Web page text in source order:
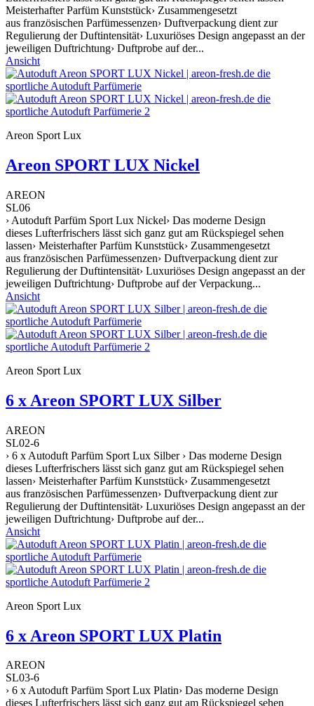
Meisterhafter Parfüm Kunststück› Zusammengesetzt
aus französischen Parfümessenzen› Duftverpackung dient zur
Regulierung der Duftintensität› Luxuriöses Design angepasst an der
jeweiligen Duftrichtung› Duftprobe auf der...
Ansicht
Areon Sport Lux
Areon SPORT LUX Nickel
AREON
SL06
› Autoduft Parfüm Sport Lux Nickel› Das moderne Design
dieses Lufterfrischers lässt sich ganz gut am Rückspiegel sehen
lassen› Meisterhafter Parfüm Kunststück› Zusammengesetzt
aus französischen Parfümessenzen› Duftverpackung dient zur
Regulierung der Duftintensität› Luxuriöses Design angepasst an der
jeweiligen Duftrichtung› Duftprobe auf der Verpackung...
Ansicht
Areon Sport Lux
6 x Areon SPORT LUX Silber
AREON
SL02-6
› 6 x Autoduft Parfüm Sport Lux Silber › Das moderne Design
dieses Lufterfrischers lässt sich ganz gut am Rückspiegel sehen
lassen› Meisterhafter Parfüm Kunststück› Zusammengesetzt
aus französischen Parfümessenzen› Duftverpackung dient zur
Regulierung der Duftintensität› Luxuriöses Design angepasst an der
jeweiligen Duftrichtung› Duftprobe auf der...
Ansicht
Areon Sport Lux
6 x Areon SPORT LUX Platin
AREON
SL03-6
› 6 x Autoduft Parfüm Sport Lux Platin› Das moderne Design
dieses Lufterfrischers lässt sich ganz gut am Rückspiegel sehen